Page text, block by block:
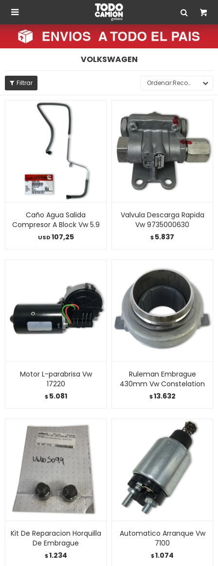

VOLKSWAGEN
Recomendados
Caño Agua Salida
Compresor A Block Vw 5.9
USD107,25
Valvula Descarga Rapida
Vw 9735000630
$5.837
Motor L-parabrisa Vw
17220
$ 5.081
Ruleman Embrague
430mm Vw Constelation
$13.632
Kit De Reparacion Horquilla
De Embrague
$1.234
Automatico Arranque Vw
7100
$1.074